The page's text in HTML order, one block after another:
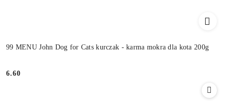
99 MENU John Dog for Cats kurczak - karma mokra dla kota 200g
Cena:
6.60